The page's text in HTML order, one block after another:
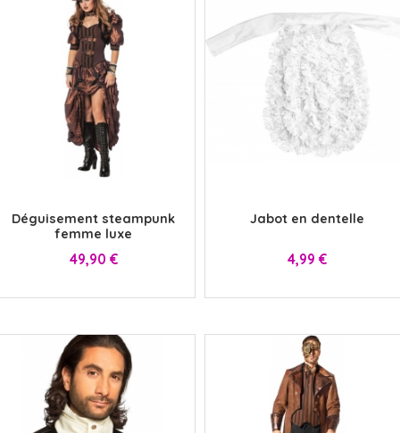
Déguisement steampunk
femme luxe
Prix
49,90 €
Jabot en dentelle
Prix
4,99 €